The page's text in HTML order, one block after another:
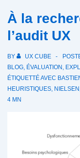
À la
l’audit UX
BY UX CUBE
BLOG, ÉVALUATION ,
ÉTIQUETTÉ AVEC
HEURISTIQUES, NIELSEN
4 MN